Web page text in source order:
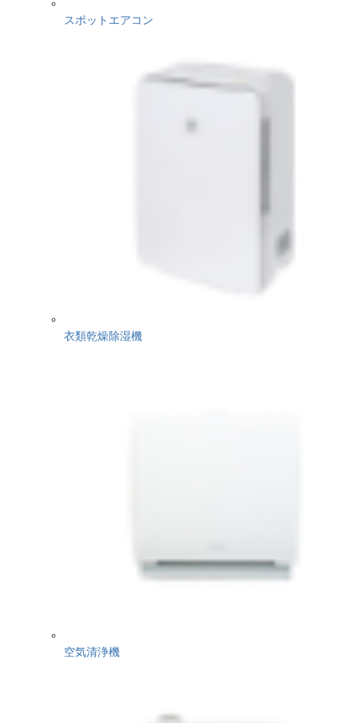
スポットエアコン
衣類乾燥除湿機
空気清浄機